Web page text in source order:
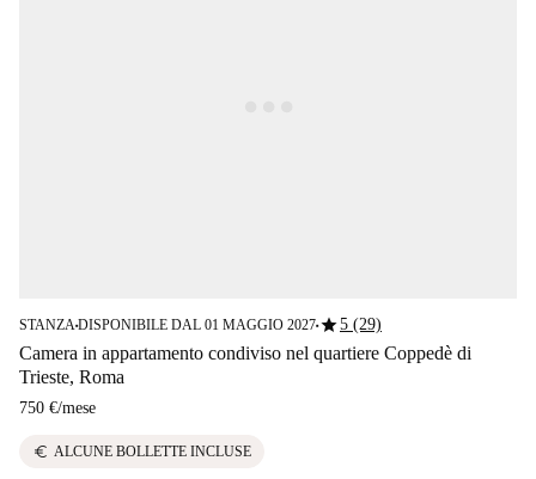
STANZA■DISPONIBILE DAL 01 MAGGIO 2027■star5 (29)
Camera in appartamento condiviso nel quartiere Coppedè di
Trieste, Roma
750 €/mese
euro ALCUNE BOLLETTE INCLUSE